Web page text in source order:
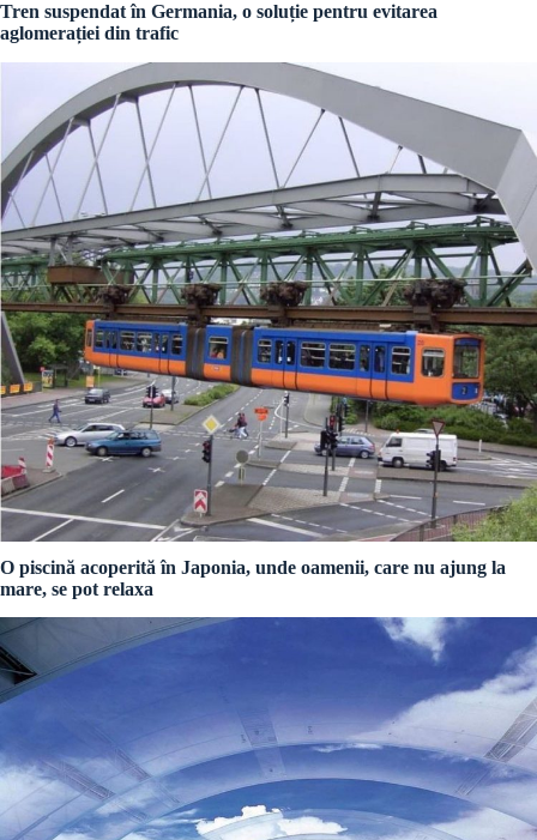
Tren suspendat în Germania, o soluție pentru evitarea
aglomerației din trafic
O piscină acoperită în Japonia, unde oamenii, care nu ajung la
mare, se pot relaxa